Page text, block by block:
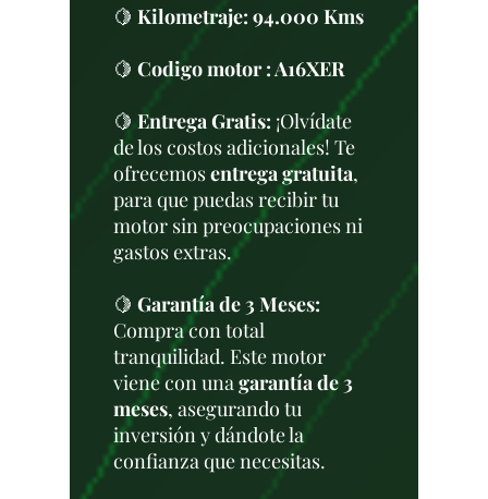
🍋 Kilometraje: 94.000 Kms
🍋 Codigo motor : A16XER
🍋Entrega Gratis: ¡Olvídate
de los costos adicionales! Te
ofrecemosentrega gratuita,
para que puedas recibir tu
motor sin preocupaciones ni
gastos extras.
🍋 Garantía de 3 Meses:
Compra con total
tranquilidad. Este motor
viene con unagarantía de 3
meses, asegurando tu
inversión y dándote la
confianza que necesitas.